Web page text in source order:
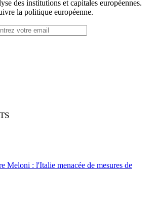
des institutions et capitales européennes.
la politique européenne.
Meloni : l'Italie menacée de mesures de